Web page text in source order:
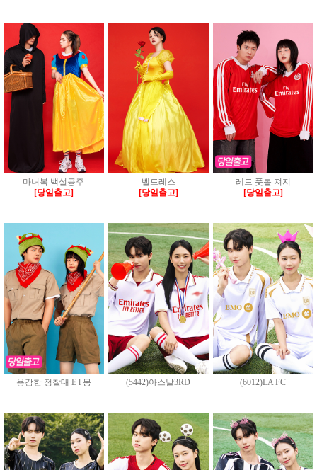
마녀복 백설공주
[당일출고]
벨드레스
[당일출고]
레드 풋볼 져지
[당일출고]
용감한 정찰대 E l 몽 (5442)아스날3RD (6012)LA FC